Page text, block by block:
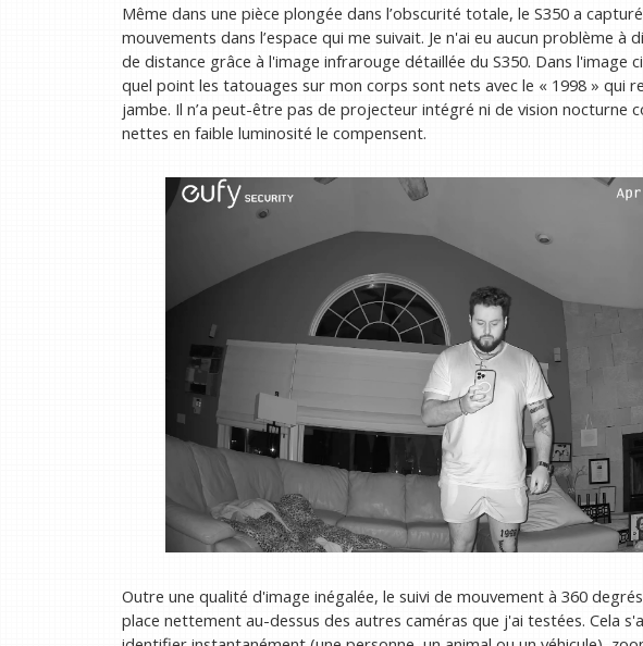
Même dans une pièce plongée dans l’obscurité totale, le S350 a
mouvements dans l’espace qui me suivait. Je n'ai eu aucun problème à
de distance grâce à l'image infrarouge détaillée du S350. Dans l'image
quel point les tatouages ​​​​sur mon corps sont nets avec le « 1998 » qui
jambe. Il n’a peut-être pas de projecteur intégré ni de vision nocturne
nettes en faible luminosité le compensent.
Outre une qualité d'image inégalée, le suivi de mouvement à 360
place nettement au-dessus des autres caméras que j'ai testées. Cela